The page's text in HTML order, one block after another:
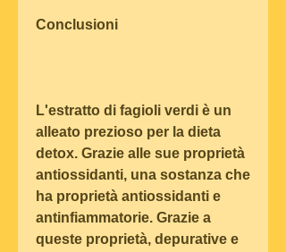
Conclusioni
L'estratto di fagioli verdi è un
alleato prezioso per la dieta
detox. Grazie alle sue proprietà
antiossidanti, una sostanza che
ha proprietà antiossidanti e
antinfiammatorie. Grazie a
queste proprietà, depurative e